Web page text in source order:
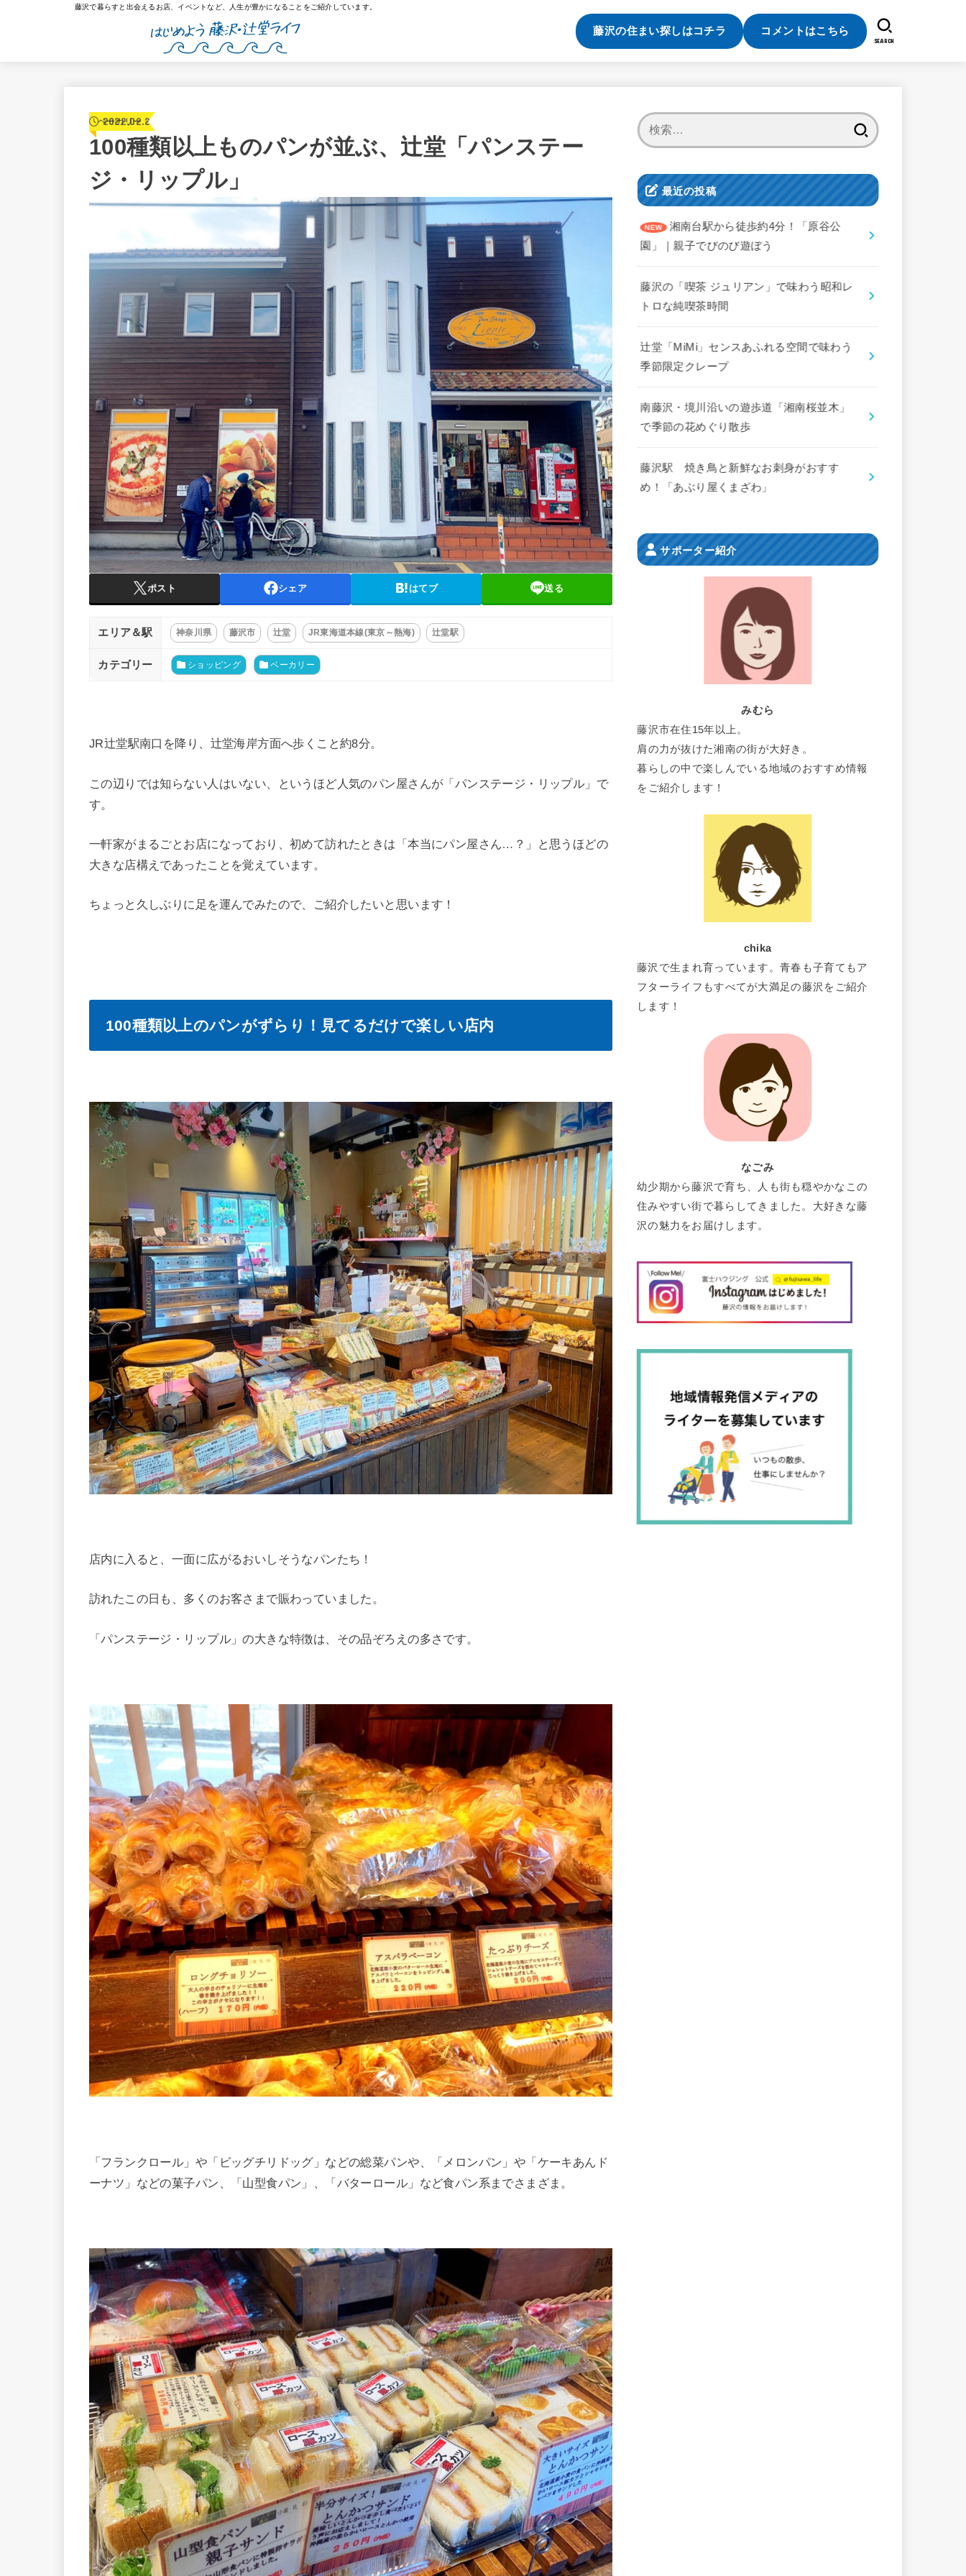
藤沢で暮らすと出会えるお店、イベントなど、人生が豊かになることをご紹介しています。
藤沢の住まい探しはコチラ コメントはこちら
SEARCH
ベーカリー
2022.02.21
100種類以上ものパンが並ぶ、辻堂「パンステー
ジ・リップル」
ポスト シェア はてブ 送る
エリア＆駅 神奈川県 藤沢市 辻堂 JR東海道本線(東京～熱海) 辻堂駅
カテゴリー ショッピング ベーカリー
JR辻堂駅南口を降り、辻堂海岸方面へ歩くこと約8分。
この辺りでは知らない人はいない、というほど人気のパン屋さんが「パンステージ・リップル」で
す。
一軒家がまるごとお店になっており、初めて訪れたときは「本当にパン屋さん…？」と思うほどの
大きな店構えであったことを覚えています。
ちょっと久しぶりに足を運んでみたので、ご紹介したいと思います！
100種類以上のパンがずらり！見てるだけで楽しい店内
店内に入ると、一面に広がるおいしそうなパンたち！
訪れたこの日も、多くのお客さまで賑わっていました。
「パンステージ・リップル」の大きな特徴は、その品ぞろえの多さです。
「フランクロール」や「ビッグチリドッグ」などの総菜パンや、「メロンパン」や「ケーキあんド
ーナツ」などの菓子パン、「山型食パン」、「バターロール」など食パン系までさまざま。
最近の投稿
湘南台駅から徒歩約4分！「原谷公
園」｜親子でびのび遊ぼう
藤沢の「喫茶 ジュリアン」で味わう昭和レ
トロな純喫茶時間
辻堂「MiMi」センスあふれる空間で味わう
季節限定クレープ
南藤沢・境川沿いの遊歩道「湘南桜並木」
で季節の花めぐり散歩
藤沢駅 焼き鳥と新鮮なお刺身がおすす
め！「あぶり屋くまざわ」
サポーター紹介
みむら
藤沢市在住15年以上。
肩の力が抜けた湘南の街が大好き。
暮らしの中で楽しんでいる地域のおすすめ情報
をご紹介します！
chika
藤沢で生まれ育っています。青春も子育てもア
フターライフもすべてが大満足の藤沢をご紹介
します！
なごみ
幼少期から藤沢で育ち、人も街も穏やかなこの
住みやすい街で暮らしてきました。大好きな藤
沢の魅力をお届けします。